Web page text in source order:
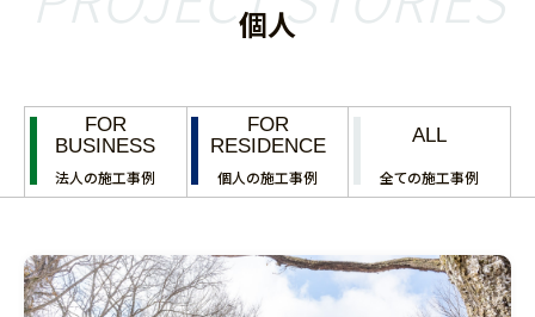
個人
FOR
BUSINESS
法人の施工事例
FOR
RESIDENCE
個人の施工事例
ALL
全ての施工事例